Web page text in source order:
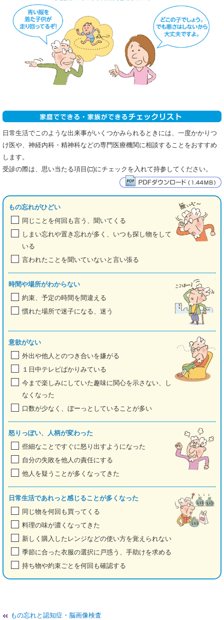
日常生活でこのような出来事がいくつかみられるときには、一度かかりつ
け医や、神経内科・精神科などの専門医療機関に相談することをおすすめ
します。
受診の際は、思い当たる項目(□)にチェックを入れて持参してください。
もの忘れがひどい
同じことを何回も言う、聞いてくる
しまい忘れや置き忘れが多く、いつも探し物をして
いる
言われたことを聞いていないと言い張る
時間や場所がわからない
約束、予定の時間を間違える
慣れた場所で迷子になる、迷う
意欲がない
外出や他人とのつき合いを嫌がる
１日中テレビばかりみている
今まで楽しみにしていた趣味に関心を示さない、し
なくなった
口数が少なく、ぼーっとしていることが多い
怒りっぽい、人柄が変わった
些細なことですぐに怒り出すようになった
自分の失敗を他人の責任にする
他人を疑うことが多くなってきた
日常生活であれっと感じることが多くなった
同じ物を何回も買ってくる
料理の味が濃くなってきた
新しく購入したレンジなどの使い方を覚えられない
季節に合った衣服の選択に戸惑う、手助けを求める
持ち物や約束ごとを何回も確認する
もの忘れと認知症・脳画像検査